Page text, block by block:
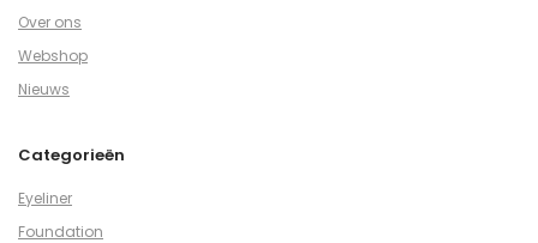
Over ons
Webshop
Nieuws
Categorieën
Eyeliner
Foundation